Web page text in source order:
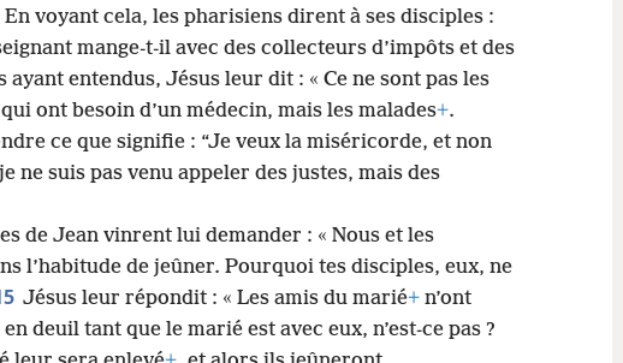
En voyant cela, les pharisiens dirent à ses disciples :
mange-t-il avec des collecteurs d’impôts et des
ayant entendus, Jésus leur dit : « Ce ne sont pas les
ont besoin d’un médecin, mais les malades+.
ce que signifie : “Je veux la miséricorde, et non
ne suis pas venu appeler des justes, mais des
de Jean vinrent lui demander : « Nous et les
l’habitude de jeûner. Pourquoi tes disciples, eux, ne
Jésus leur répondit : « Les amis du marié+ n’ont
deuil tant que le marié est avec eux, n’est-ce pas ?